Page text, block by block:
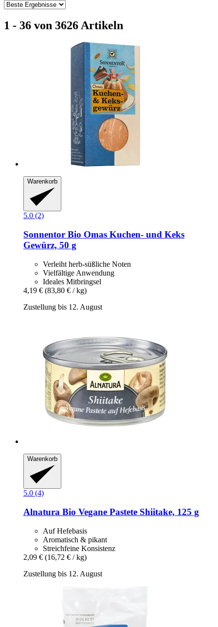
1 - 36 von 3626 Artikeln
Warenkorb
5.0 (2)
Sonnentor Bio Omas Kuchen-​ und Keks
Gewürz, 50 g
Verleiht herb-süßliche Noten
Vielfältige Anwendung
Ideales Mitbringsel
4,19 € (83,80 € / kg)
Zustellung bis 12. August
Warenkorb
5.0 (4)
Alnatura Bio Vegane Pastete Shiitake, 125 g
Auf Hefebasis
Aromatisch & pikant
Streichfeine Konsistenz
2,09 € (16,72 € / kg)
Zustellung bis 12. August